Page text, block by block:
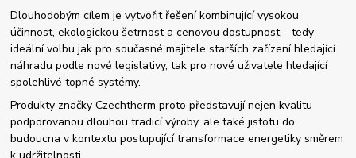
Dlouhodobým cílem je vytvořit řešení kombinující vysokou
účinnost, ekologickou šetrnost a cenovou dostupnost – tedy
ideální volbu jak pro současné majitele starších zařízení hledající
náhradu podle nové legislativy, tak pro nové uživatele hledající
spolehlivé topné systémy.
Produkty značky Czechtherm proto představují nejen kvalitu
podporovanou dlouhou tradicí výroby, ale také jistotu do
budoucna v kontextu postupující transformace energetiky směrem